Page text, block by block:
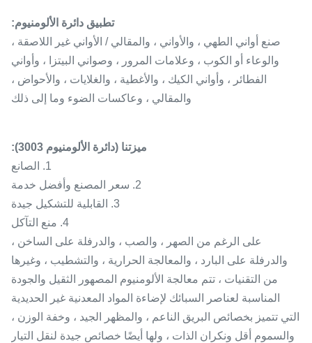
تطبيق دائرة الألومنيوم:
صنع أواني الطهي ، والأواني ، والمقالي / الأواني غير اللاصقة ،
والوعاء أو الكوب ، وعلامات المرور ، وصواني البيتزا ، وأواني
الفطائر ، وأواني الكيك ، والأغطية ، والغلايات ، والأحواض ،
والمقالي ، وعاكسات الضوء وما إلى ذلك
ميزتنا (دائرة الألومنيوم 3003):
1. الصانع
2. سعر المصنع وأفضل خدمة
3. القابلية للتشكيل جيدة
4. منع التآكل
على الرغم من الصهر ، والصب ، والدرفلة على الساخن ،
والدرفلة على البارد ، والمعالجة الحرارية ، والتشطيب ، وغيرها
من التقنيات ، تتم معالجة الألومنيوم المصهور الثقيل والجودة
المناسبة لعناصر السبائك لإضاءة المواد المعدنية غير الحديدية
التي تتميز بخصائص البريق الناعم ، والمظهر الجيد ، وخفة الوزن ،
والسموم أقل ونكران الذات ، ولها أيضًا خصائص جيدة لنقل التيار